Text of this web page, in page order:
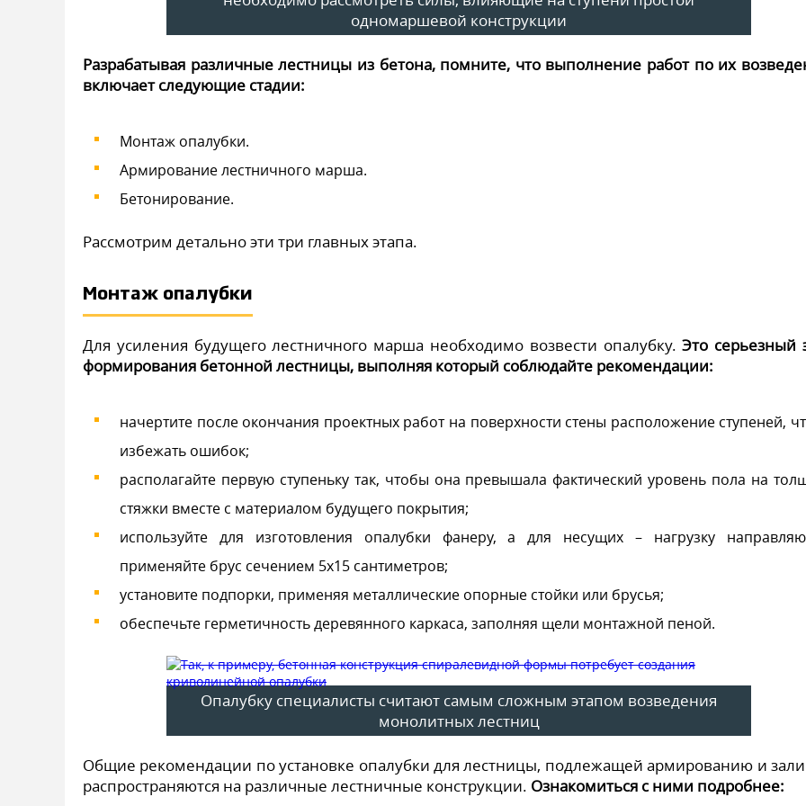
одномаршевой конструкции
Разрабатывая различные лестницы из бетона, помните, что выполнение работ по их
включает следующие стадии:
Монтаж опалубки.
Армирование лестничного марша.
Бетонирование.
Рассмотрим детально эти три главных этапа.
Монтаж опалубки
Для усиления будущего лестничного марша необходимо возвести опалубку.Это серьезный
формирования бетонной лестницы, выполняя который соблюдайте рекомендации:
начертите после окончания проектных работ на поверхности стены расположение ступеней,
избежать ошибок;
располагайте первую ступеньку так, чтобы она превышала фактический уровень пола на
стяжки вместе с материалом будущего покрытия;
используйте для изготовления опалубки фанеру, а для несущих – нагрузку
применяйте брус сечением 5х15 сантиметров;
установите подпорки, применяя металлические опорные стойки или брусья;
обеспечьте герметичность деревянного каркаса, заполняя щели монтажной пеной.
Опалубку специалисты считают самым сложным этапом возведения
монолитных лестниц
Общие рекомендации по установке опалубки для лестницы, подлежащей армированию и
распространяются на различные лестничные конструкции. Ознакомиться с ними подробнее: